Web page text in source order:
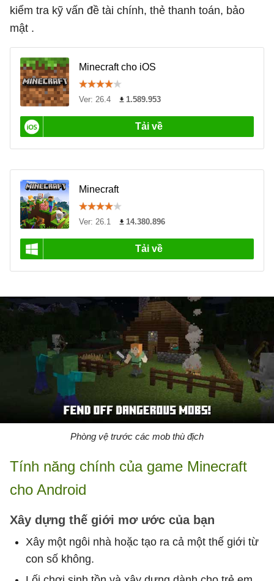
kiểm tra kỹ vấn đề tài chính, thẻ thanh toán, bảo
mật .
Phòng vệ trước các mob thù địch
Tính năng chính của game Minecraft
cho Android
Xây dựng thế giới mơ ước của bạn
Xây một ngôi nhà hoặc tạo ra cả một thế giới từ
con số không.